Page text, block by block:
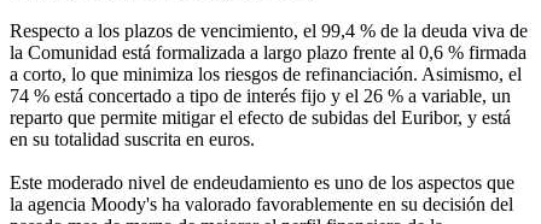
Respecto a los plazos de vencimiento, el 99,4 % de la deuda viva de
la Comunidad está formalizada a largo plazo frente al 0,6 % firmada
a corto, lo que minimiza los riesgos de refinanciación. Asimismo, el
74 % está concertado a tipo de interés fijo y el 26 % a variable, un
reparto que permite mitigar el efecto de subidas del Euribor, y está
en su totalidad suscrita en euros.
Este moderado nivel de endeudamiento es uno de los aspectos que
la agencia Moody's ha valorado favorablemente en su decisión del